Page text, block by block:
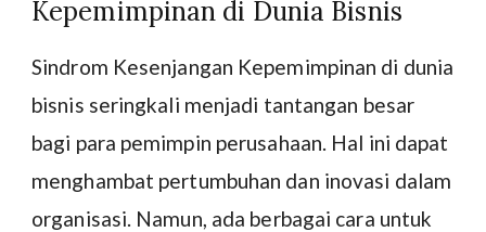
Kepemimpinan di Dunia Bisnis
Sindrom Kesenjangan Kepemimpinan di dunia
bisnis seringkali menjadi tantangan besar
bagi para pemimpin perusahaan. Hal ini dapat
menghambat pertumbuhan dan inovasi dalam
organisasi. Namun, ada berbagai cara untuk